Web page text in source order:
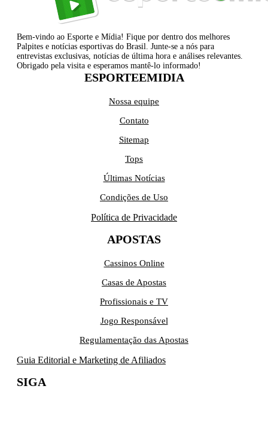
Bem-vindo ao Esporte e Mídia! Fique por dentro dos melhores
Palpites e notícias esportivas do Brasil. Junte-se a nós para
entrevistas exclusivas, notícias de última hora e análises relevantes.
Obrigado pela visita e esperamos mantê-lo informado!
ESPORTEEMIDIA
Nossa equipe
Contato
Sitemap
Tops
Últimas Notícias
Condições de Uso
Política de Privacidade
APOSTAS
Cassinos Online
Casas de Apostas
Profissionais e TV
Jogo Responsável
Regulamentação das Apostas
Guia Editorial e Marketing de Afiliados
SIGA